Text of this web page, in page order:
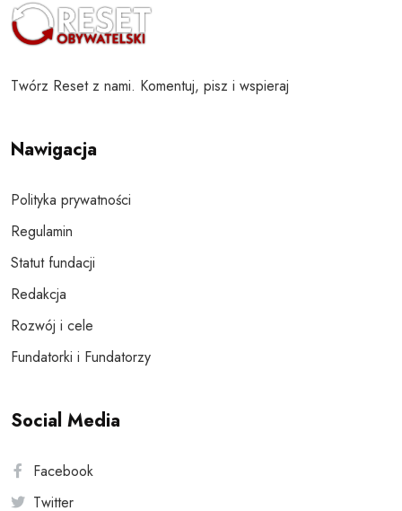
Twórz Reset z nami. Komentuj, pisz i wspieraj
Nawigacja
Polityka prywatności
Regulamin
Statut fundacji
Redakcja
Rozwój i cele
Fundatorki i Fundatorzy
Social Media
Facebook
Twitter